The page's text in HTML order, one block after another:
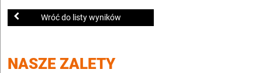
Wróć do listy wyników
NASZE ZALETY